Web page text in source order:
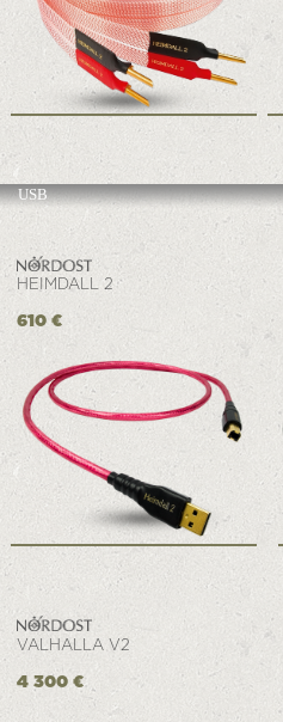
USB
HEIMDALL 2
610 €
VALHALLA V2
4 300 €